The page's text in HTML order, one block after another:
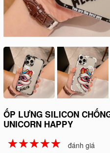
ỐP LƯNG SILICON
UNICORN HAPPY
☆☆☆☆☆
★★★★★ đánh giá